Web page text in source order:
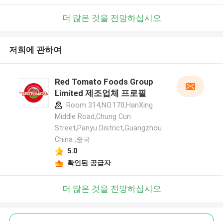
더 많은 것을 전망하십시오
저희에 관하여
Red Tomato Foods Group
Limited 제조업체 프로필
Room 314,NO.170,HanXing
Middle Road,Chung Cun
Street,Panyu District,Guangzhou
China ,중국
5.0
확인된 공급자
더 많은 것을 전망하십시오